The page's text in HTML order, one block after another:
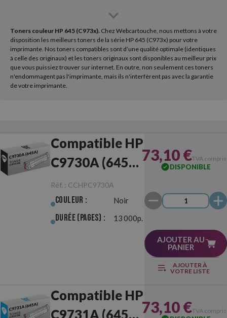
Toners couleur HP 645 (C973x). Chez Webcartouche, nous mettons à votre
disposition les meilleurs toners de la série HP 645 (C973x) pour votre
imprimante. Nos toners compatibles sont d’une qualité optimale (identiques
à celle des originaux) et les toners originaux sont disponibles au meilleur prix
que vous puissiez trouver sur internet. En outre, non seulement ces toners
n'endommagent pas l'imprimante, mais ils n'interfèrent pas avec la garantie
de votre imprimante.
Compatible HP
C9730A (645A)
Noir
Réf. : CCHPC9730A
Couleur : Noir
Durée (pages) : 13 000p.
73,10 €TVA
DISPONIBLE
AJOUTER AU
PANIER
AJOUTER À
VOTRE LISTE
Compatible HP
C9731A (645A) 73,10 €TVA